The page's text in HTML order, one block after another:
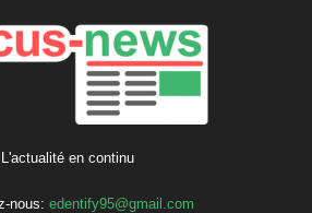
L'actualité en continu
nous: edentify95@gmail.com